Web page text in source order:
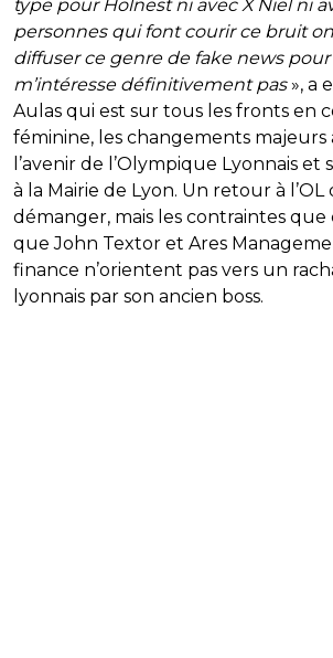
type pour Holnest ni avec X Niel ni
personnes qui font courir ce bruit
diffuser ce genre de fake news pour
m’intéresse définitivement pas», a
Aulas qui est sur tous les fronts en
féminine, les changements majeurs
l’avenir de l’Olympique Lyonnais
à la Mairie de Lyon. Un retour à
démanger, mais les contraintes
que John Textor et Ares
finance n’orientent pas vers un
lyonnais par son ancien boss.